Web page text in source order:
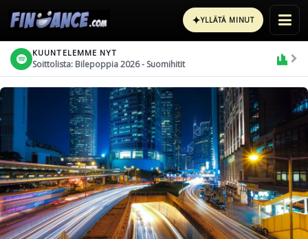
✦YLLÄTÄ MINUT
KUUNTELEMME NYT
Soittolista: Bilepoppia 2026 - Suomihitit